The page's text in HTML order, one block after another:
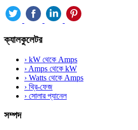
ক্যালকুলেটর
› kW থেকে Amps
› Amps থেকে kW
› Watts থেকে Amps
› থ্রি-ফেজ
› সোলার প্যানেল
সম্পদ